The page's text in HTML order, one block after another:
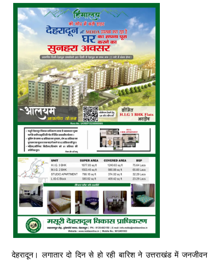
देहरादून। लगातार दो दिन से हो रही बारिश ने उत्तराखंड में जनजीवन